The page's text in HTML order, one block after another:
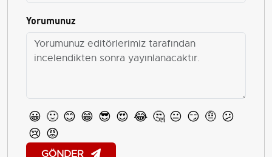
Yorumunuz
😀 🙂 😊 😁 😎 😍 😂 🤔 😐 😏 🤨 😕
😢 😡
GÖNDER